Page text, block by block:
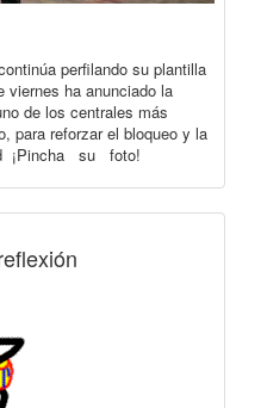
perfilando su plantilla
viernes ha anunciado la
de los centrales más
para reforzar el bloqueo y la
¡Pincha su foto!